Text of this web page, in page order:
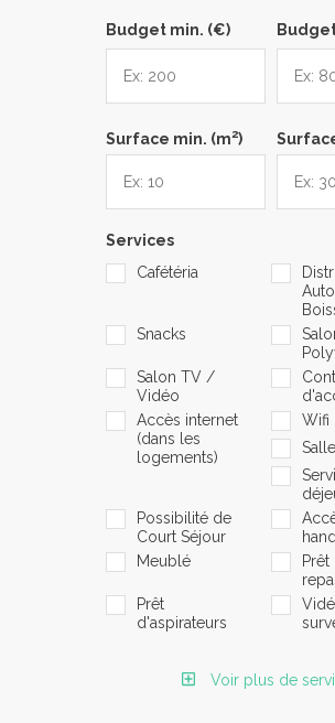
Budget min. (€)
Surface min. (m2)
Services
Cafétéria
Snacks
Salon TV /
Vidéo
Accès internet
(dans les
logements)
Wifi
Possibilité de
Court Séjour
Meublé
Prêt
Prêt
d'aspirateurs
Voir plus de